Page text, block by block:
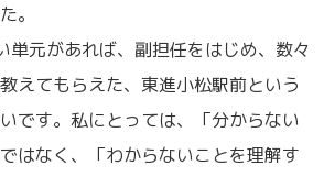
。
元があれば、副担任をはじめ、数々
えてもらえた、東進小松駅前という
です。私にとっては、「分からない
はなく、「わからないことを理解す